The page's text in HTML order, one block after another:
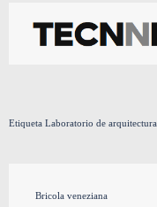
contenido
Etiqueta Laboratorio de arquitectura
Bricola veneziana